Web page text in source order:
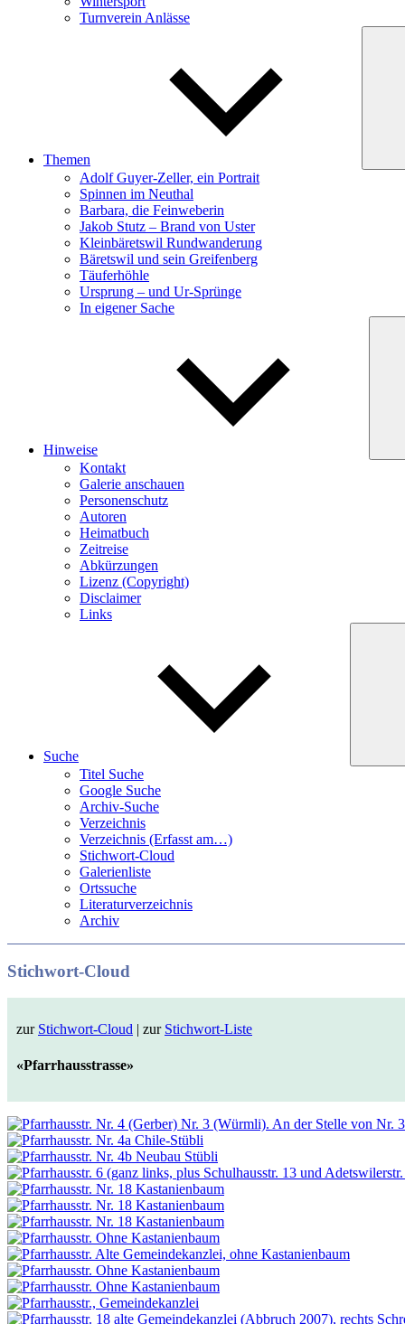
Turnverein Anlässe
Themen
Adolf Guyer-Zeller, ein Portrait
Spinnen im Neuthal
Barbara, die Feinweberin
Jakob Stutz – Brand von Uster
Kleinbäretswil Rundwanderung
Bäretswil und sein Greifenberg
Täuferhöhle
Ursprung – und Ur-Sprünge
In eigener Sache
Hinweise
Kontakt
Galerie anschauen
Personenschutz
Autoren
Heimatbuch
Zeitreise
Abkürzungen
Lizenz (Copyright)
Disclaimer
Links
Suche
Titel Suche
Google Suche
Archiv-Suche
Verzeichnis
Verzeichnis (Erfasst am…)
Stichwort-Cloud
Galerienliste
Ortssuche
Literaturverzeichnis
Archiv
Stichwort-Cloud
zur Stichwort-Cloud | zur Stichwort-Liste
«Pfarrhausstrasse»